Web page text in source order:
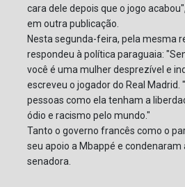
cara dele depois que o jogo
em outra publicação.
Nesta segunda-feira, pela mesma
respondeu à política paraguaia:
você é uma mulher desprezível e
escreveu o jogador do Real
pessoas como ela tenham a
ódio e racismo pelo mundo."
Tanto o governo francês como o
seu apoio a Mbappé e condenaram
senadora.